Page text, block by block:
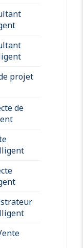
projet
de